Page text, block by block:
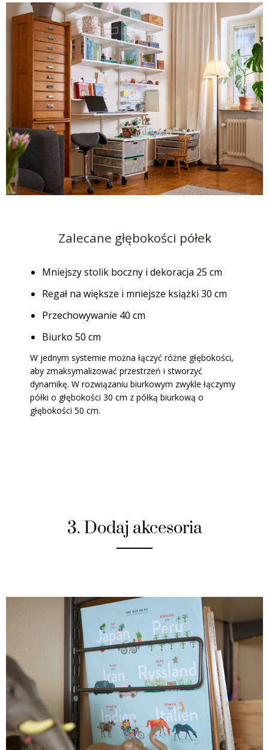
Zalecane głębokości półek
Mniejszy stolik boczny i dekoracja 25 cm
Regał na większe i mniejsze książki 30 cm
Przechowywanie 40 cm
Biurko 50 cm
W jednym systemie można łączyć różne głębokości,
aby zmaksymalizować przestrzeń i stworzyć
dynamikę. W rozwiązaniu biurkowym zwykle łączymy
półki o głębokości 30 cm z półką biurkową o
głębokości 50 cm.
3. Dodaj akcesoria